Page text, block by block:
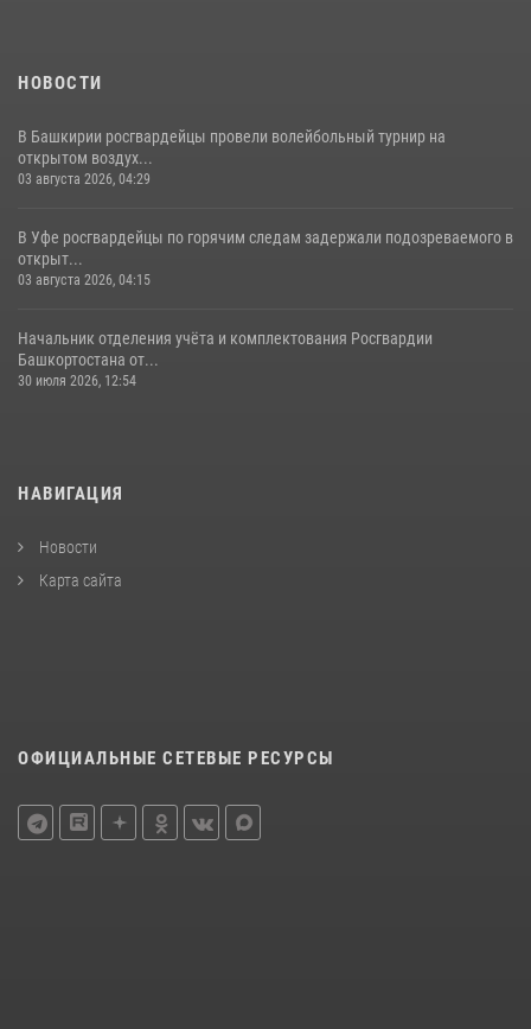
НОВОСТИ
В Башкирии росгвардейцы провели волейбольный турнир на
открытом воздух...
03 августа 2026, 04:29
В Уфе росгвардейцы по горячим следам задержали подозреваемого в
открыт...
03 августа 2026, 04:15
Начальник отделения учёта и комплектования Росгвардии
Башкортостана от...
30 июля 2026, 12:54
НАВИГАЦИЯ
Новости
Карта сайта
ОФИЦИАЛЬНЫЕ СЕТЕВЫЕ РЕСУРСЫ